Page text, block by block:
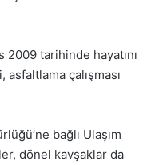
2009 tarihinde hayatını
çalışması
bağlı Ulaşım
dönel kavşaklar da